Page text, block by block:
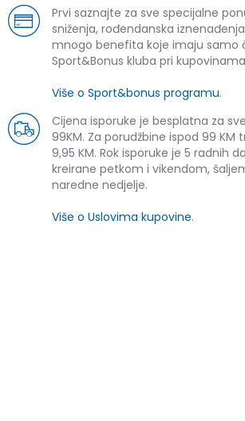
Prvi saznajte za sve specijalne
sniženja, rođendanska
mnogo benefita koje imaju samo
Sport&Bonus kluba pri
Više o Sport&bonus programu.
Cijena isporuke je besplatna za
99KM. Za porudžbine ispod 99 KM
9,95 KM. Rok isporuke je 5 radnih
kreirane petkom i vikendom,
naredne nedjelje.
Više o Uslovima kupovine.